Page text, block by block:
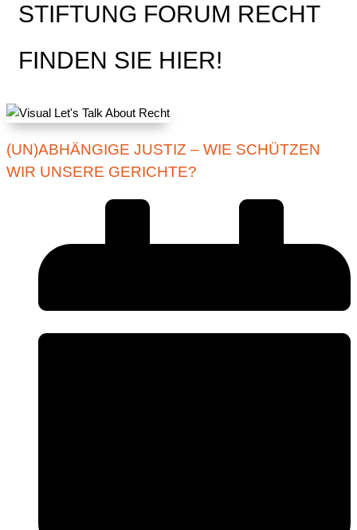
STIFTUNG FORUM RECHT
FINDEN SIE HIER!
(UN)ABHÄNGIGE JUSTIZ – WIE SCHÜTZEN
WIR UNSERE GERICHTE?